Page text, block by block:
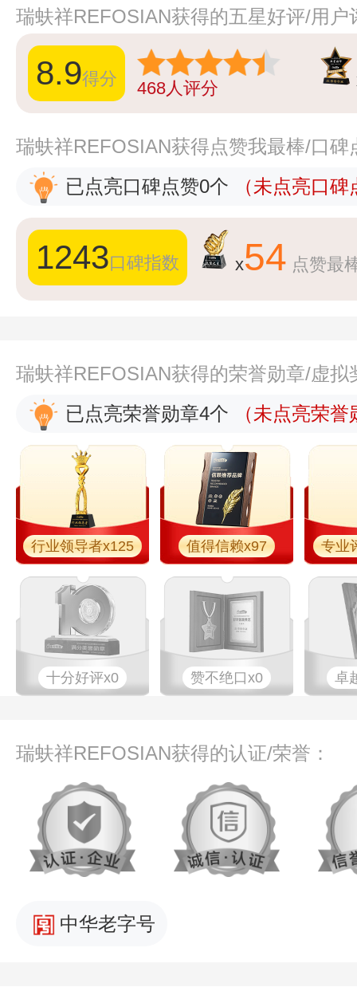
瑞蚨祥REFOSIAN获得的五星好评/用户
8.9得分 468人评分
瑞蚨祥REFOSIAN获得点赞我最棒/口碑
已点亮口碑点赞0个
（未点亮口
1243口碑指数 x54 点赞最
瑞蚨祥REFOSIAN获得的荣誉勋章/虚拟
已点亮荣誉勋章4个
（未点亮荣
行业领导者x125 值得信赖x97 专业
十分好评x0 赞不绝口x0 卓
瑞蚨祥REFOSIAN获得的认证/荣誉：
中华老字号